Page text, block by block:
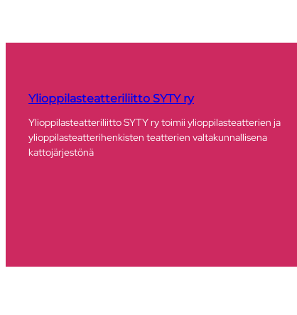
Ylioppilasteatteriliitto SYTY ry
Ylioppilasteatteriliitto SYTY ry toimii ylioppilasteatterien ja
ylioppilasteatterihenkisten teatterien valtakunnallisena
kattojärjestönä